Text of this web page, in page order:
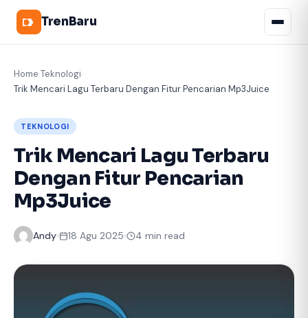
TrenBaru
Home Teknologi
Trik Mencari Lagu Terbaru Dengan Fitur Pencarian Mp3Juice
TEKNOLOGI
Trik Mencari Lagu Terbaru
Dengan Fitur Pencarian
Mp3Juice
Andy 18 Agu 2025 4 min read